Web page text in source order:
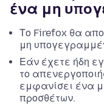
ένα μη
Το Firefox θα
μη
Εάν έχετε ήδη
το
εμφανίσει ένα
προσθέτων.